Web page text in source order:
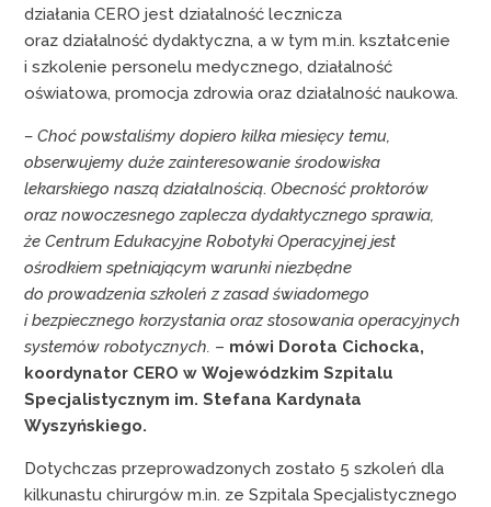
działania CERO jest działalność lecznicza
oraz działalność dydaktyczna, a w tym m.in. kształcenie
i szkolenie personelu medycznego, działalność
oświatowa, promocja zdrowia oraz działalność naukowa.
– Choć powstaliśmy dopiero kilka miesięcy temu,
obserwujemy duże zainteresowanie środowiska
lekarskiego naszą działalnością.Obecność proktorów
oraz nowoczesnego zaplecza dydaktycznego sprawia,
że Centrum Edukacyjne Robotyki Operacyjnej jest
ośrodkiem spełniającym warunki niezbędne
do prowadzenia szkoleń z zasad świadomego
i bezpiecznego korzystania oraz stosowania operacyjnych
systemów robotycznych. – mówi Dorota Cichocka,
koordynator CERO w Wojewódzkim Szpitalu
Specjalistycznym im. Stefana Kardynała
Wyszyńskiego.
Dotychczas przeprowadzonych zostało 5 szkoleń dla
kilkunastu chirurgów m.in. ze Szpitala Specjalistycznego